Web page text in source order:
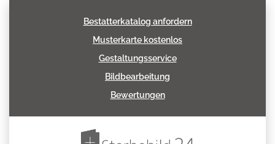
Bestatterkatalog anfordern
Musterkarte kostenlos
Gestaltungsservice
Bildbearbeitung
Bewertungen